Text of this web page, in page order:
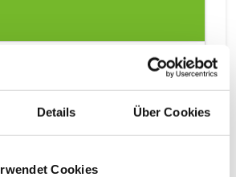
Details Über Cookies
Cookies